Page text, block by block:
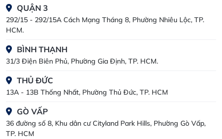
QUẬN 3
292/15 - 292/15A Cách Mạng Tháng 8, Phường Nhiêu Lộc, TP.
HCM.
BÌNH THẠNH
31/3 Điện Biên Phủ, Phường Gia Định, TP. HCM.
THỦ ĐỨC
13A - 13B Thống Nhất, Phường Thủ Đức, TP. HCM
GÒ VẤP
36 đường số 8, Khu dân cư Cityland Park Hills, Phường Gò Vấp,
TP. HCM